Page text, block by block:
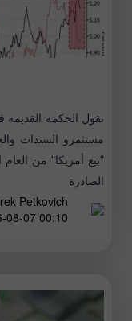
تقول الحكمة
مستثمرو السندات
"بيع أمريكا" من
الصادرة
Petkovich
00:10 2026-08-07 UTC+2